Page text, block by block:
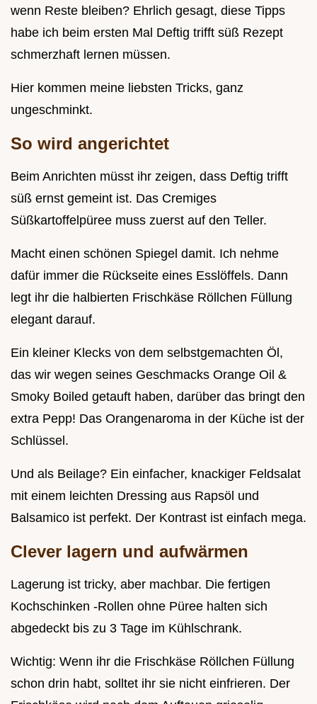
wenn Reste bleiben? Ehrlich gesagt, diese Tipps
habe ich beim ersten Mal Deftig trifft süß Rezept
schmerzhaft lernen müssen.
Hier kommen meine liebsten Tricks, ganz
ungeschminkt.
So wird angerichtet
Beim Anrichten müsst ihr zeigen, dass Deftig trifft
süß ernst gemeint ist. Das Cremiges
Süßkartoffelpüree muss zuerst auf den Teller.
Macht einen schönen Spiegel damit. Ich nehme
dafür immer die Rückseite eines Esslöffels. Dann
legt ihr die halbierten Frischkäse Röllchen Füllung
elegant darauf.
Ein kleiner Klecks von dem selbstgemachten Öl,
das wir wegen seines Geschmacks Orange Oil &
Smoky Boiled getauft haben, darüber das bringt den
extra Pepp! Das Orangenaroma in der Küche ist der
Schlüssel.
Und als Beilage? Ein einfacher, knackiger Feldsalat
mit einem leichten Dressing aus Rapsöl und
Balsamico ist perfekt. Der Kontrast ist einfach mega.
Clever lagern und aufwärmen
Lagerung ist tricky, aber machbar. Die fertigen
Kochschinken -Rollen ohne Püree halten sich
abgedeckt bis zu 3 Tage im Kühlschrank.
Wichtig: Wenn ihr die Frischkäse Röllchen Füllung
schon drin habt, solltet ihr sie nicht einfrieren. Der